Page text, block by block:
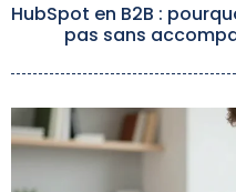
HubSpot en B2B :
pas sans